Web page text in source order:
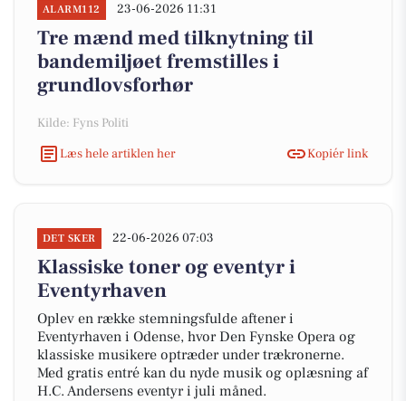
ALARM112 23-06-2026 11:31
Tre mænd med tilknytning til
bandemiljøet fremstilles i
grundlovsforhør
Kilde: Fyns Politi
Læs hele artiklen her
Kopiér link
DET SKER 22-06-2026 07:03
Klassiske toner og eventyr i
Eventyrhaven
Oplev en række stemningsfulde aftener i
Eventyrhaven i Odense, hvor Den Fynske Opera og
klassiske musikere optræder under trækronerne.
Med gratis entré kan du nyde musik og oplæsning af
H.C. Andersens eventyr i juli måned.